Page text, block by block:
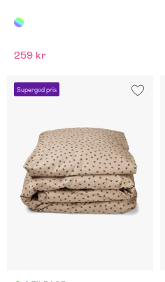
259 kr
Supergod pris